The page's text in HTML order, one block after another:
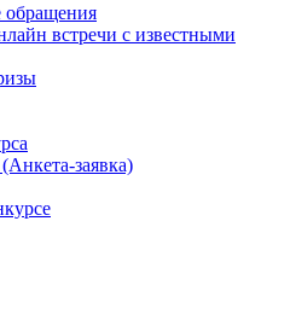
обращения
встречи с известными
заявка)